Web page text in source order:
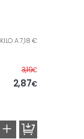
KILO A 7,18 €
3,19€Antes
2,87€
+